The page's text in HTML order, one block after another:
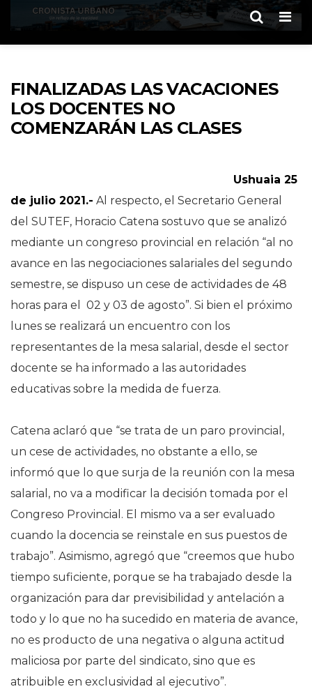
FINALIZADAS LAS VACACIONES
LOS DOCENTES NO
COMENZARÁN LAS CLASES
Ushuaia 25
de julio 2021.- Al respecto, el Secretario General
del SUTEF, Horacio Catena sostuvo que se analizó
mediante un congreso provincial en relación “al no
avance en las negociaciones salariales del segundo
semestre, se dispuso un cese de actividades de 48
horas para el 02 y 03 de agosto”. Si bien el próximo
lunes se realizará un encuentro con los
representantes de la mesa salarial, desde el sector
docente se ha informado a las autoridades
educativas sobre la medida de fuerza.
Catena aclaró que “se trata de un paro provincial,
un cese de actividades, no obstante a ello, se
informó que lo que surja de la reunión con la mesa
salarial, no va a modificar la decisión tomada por el
Congreso Provincial. El mismo va a ser evaluado
cuando la docencia se reinstale en sus puestos de
trabajo”. Asimismo, agregó que “creemos que hubo
tiempo suficiente, porque se ha trabajado desde la
organización para dar previsibilidad y antelación a
todo y lo que no ha sucedido en materia de avance,
no es producto de una negativa o alguna actitud
maliciosa por parte del sindicato, sino que es
atribuible en exclusividad al ejecutivo”.